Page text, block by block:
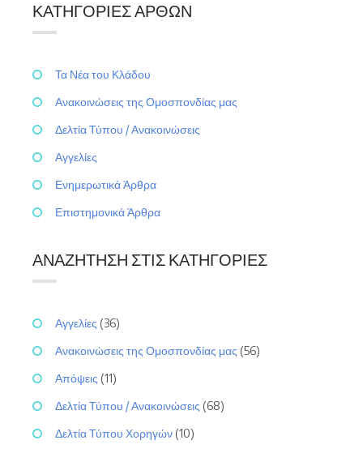
ΚΑΤΗΓΟΡΊΕΣ ΆΡΘΩΝ
Τα Νέα του Κλάδου
Ανακοινώσεις της Ομοσπονδίας μας
Δελτία Τύπου / Ανακοινώσεις
Αγγελίες
Ενημερωτικά Άρθρα
Επιστημονικά Άρθρα
ΑΝΑΖΉΤΗΣΗ ΣΤΙΣ ΚΑΤΗΓΟΡΊΕΣ
Αγγελίες (36)
Ανακοινώσεις της Ομοσπονδίας μας (56)
Απόψεις (11)
Δελτία Τύπου / Ανακοινώσεις (68)
Δελτία Τύπου Χορηγών (10)